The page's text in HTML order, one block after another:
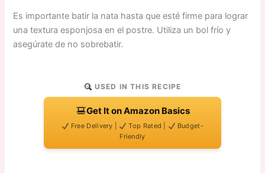
Es importante batir la nata hasta que esté firme para lograr
una textura esponjosa en el postre. Utiliza un bol frío y
asegúrate de no sobrebatir.
USED IN THIS RECIPE
Get It on Amazon Basics
Free Delivery | Top Rated |
Budget-
Friendly